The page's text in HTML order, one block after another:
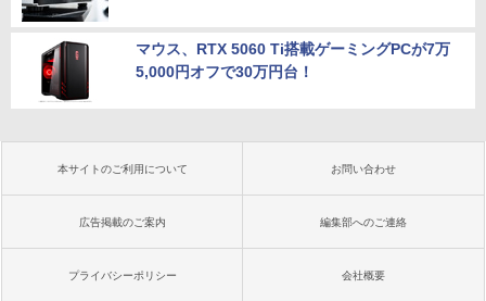
マウス、RTX 5060 Ti搭載ゲーミングPCが7万
5,000円オフで30万円台！
本サイトのご利用について お問い合わせ
広告掲載のご案内 編集部へのご連絡
プライバシーポリシー 会社概要